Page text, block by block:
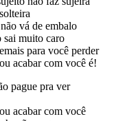
vá de embalo
sai muito caro
para você perder
acabar com você é!
pague pra ver
acabar com você